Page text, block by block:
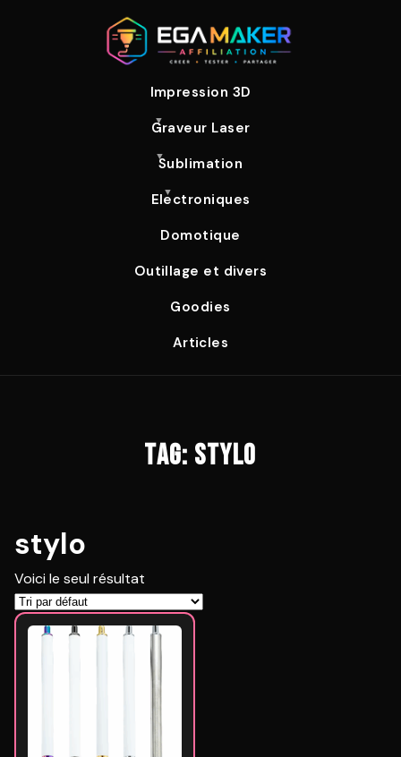
Impression 3D
Graveur Laser
Sublimation
Electroniques
Domotique
Outillage et divers
Goodies
Articles
TAG: STYLO
stylo
Voici le seul résultat